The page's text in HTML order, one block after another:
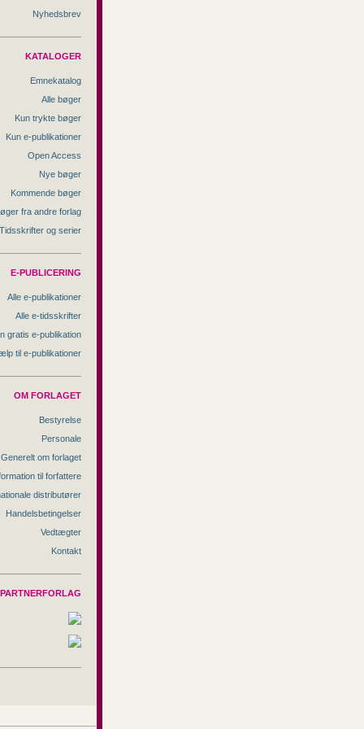
Nyhedsbrev
KATALOGER
Emnekatalog
Alle bøger
Kun trykte bøger
Kun e-publikationer
Open Access
Nye bøger
Kommende bøger
fra andre forlag
Tidsskrifter og serier
E-PUBLICERING
Alle e-publikationer
Alle e-tidsskrifter
gratis e-publikation
til e-publikationer
OM FORLAGET
Bestyrelse
Personale
Generelt om forlaget
til forfattere
distributører
Handelsbetingelser
Vedtægter
Kontakt
PARTNERFORLAG